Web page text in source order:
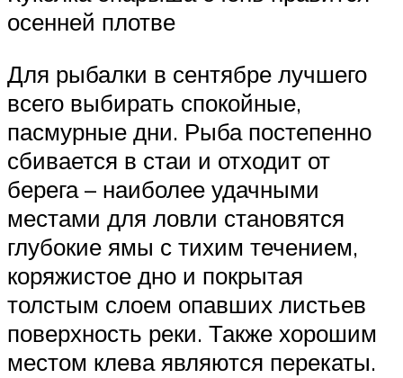
осенней плотве
Для рыбалки в сентябре лучшего
всего выбирать спокойные,
пасмурные дни. Рыба постепенно
сбивается в стаи и отходит от
берега – наиболее удачными
местами для ловли становятся
глубокие ямы с тихим течением,
коряжистое дно и покрытая
толстым слоем опавших листьев
поверхность реки. Также хорошим
местом клева являются перекаты.